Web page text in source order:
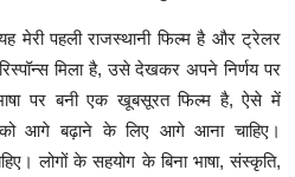
मेरी पहली राजस्थानी फिल्म है और ट्रेलर
मिला है, उसे देखकर अपने निर्णय पर
पर बनी एक खूबसूरत फिल्म है, ऐसे में
को आगे बढ़ाने के लिए आगे आना चाहिए।
लोगों के सहयोग के बिना भाषा, संस्कृति,